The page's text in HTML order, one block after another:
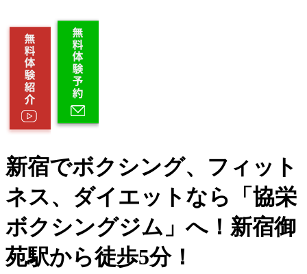
新宿でボクシング、フィット
ネス、ダイエットなら「協栄
ボクシングジム」へ！新宿御
苑駅から徒歩5分！